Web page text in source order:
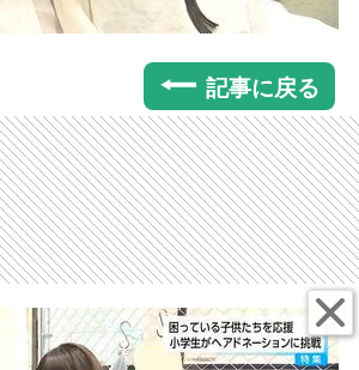
記事に戻る